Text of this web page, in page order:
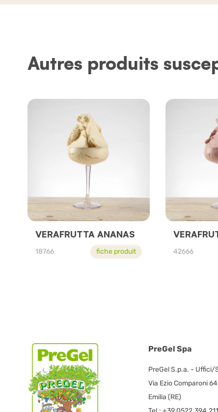
Autres produits
VERAFRUTTA ANANAS
18766 fiche produit 42666
PreGel Spa
PreGel S.p.a. - Uffici/
Via Ezio Comparoni
Emilia (RE)